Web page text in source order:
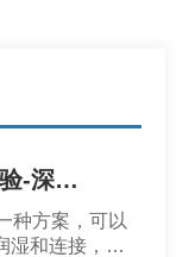
PCB焊锡性检验方法-印锡实验-深圳市福英达
种方案，可以
湿和连接，它